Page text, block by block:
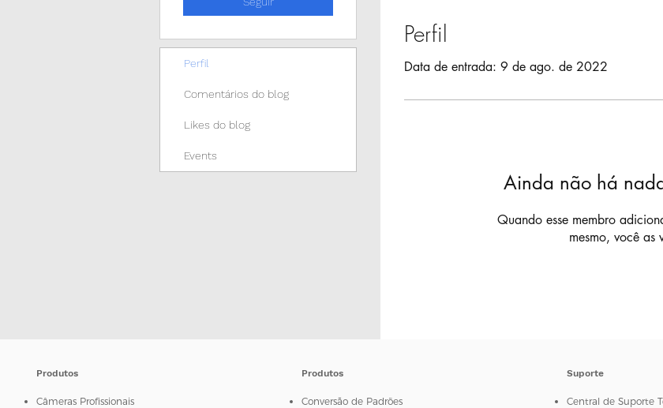
Perfil
Data de entrada: 9 de ago. de 2022
Ainda não há
Quando esse membro
mesmo, você as
Perfil
Comentários do blog
Likes do blog
Events
Produtos
Câmeras Profissionais
Produtos
Conversão de Padrões
Suporte
Central de Suporte